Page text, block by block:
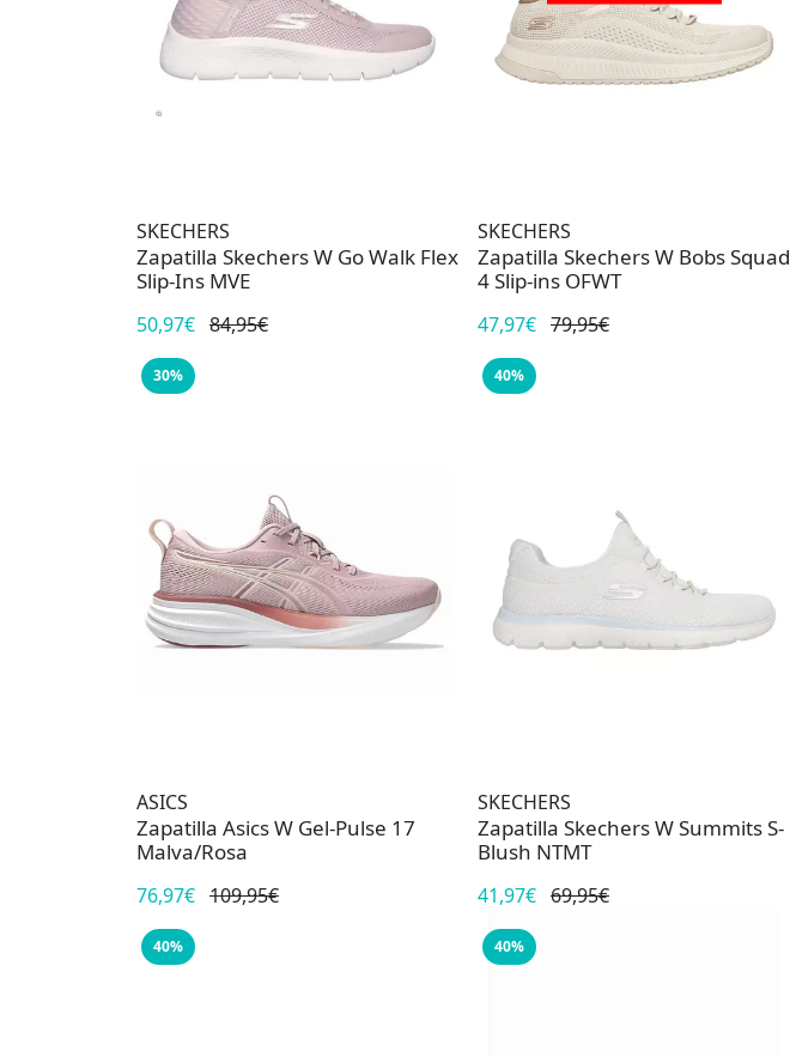
SKECHERS
Zapatilla Skechers W Go Walk Flex
Slip-Ins MVE
50,97€ 84,95€
SKECHERS
Zapatilla Skechers W Bobs Squad
4 Slip-ins OFWT
47,97€ 79,95€
30%
ASICS
Zapatilla Asics W Gel-Pulse 17
Malva/Rosa
76,97€ 109,95€
40%
SKECHERS
Zapatilla Skechers W Summits S-
Blush NTMT
41,97€ 69,95€
40% 40%